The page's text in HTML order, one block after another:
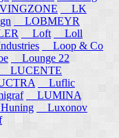
LK
LOBMEYR
Loft
Loll
Loop & Co
Lounge 22
LUCENTE
Luflic
LUMINA
Luxonov